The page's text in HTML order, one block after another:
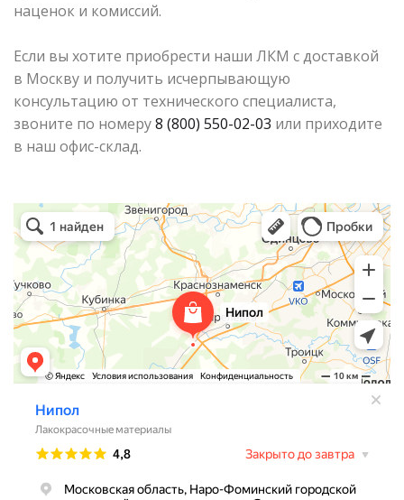
наценок и комиссий.
Если вы хотите приобрести наши ЛКМ с доставкой
в Москву и получить исчерпывающую
консультацию от технического специалиста,
звоните по номеру8 (800) 550-02-03 или приходите
в наш офис-склад.